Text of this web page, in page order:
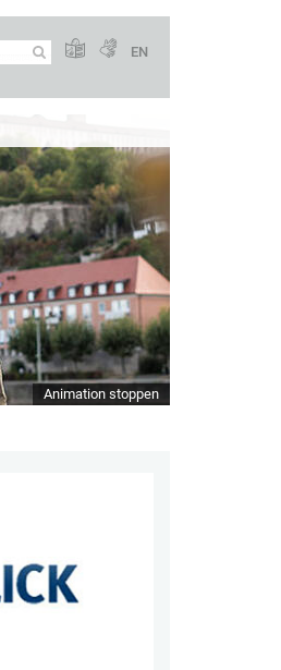
EN
Animation stoppen